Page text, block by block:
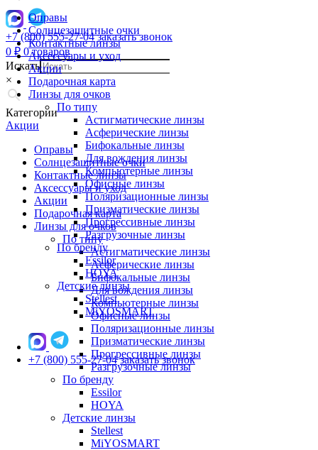
+7 (800) 555-27-04 заказать звонок
0 ₽ 0 товаров
Искать
×
Категории
Акции
Оправы
Солнцезащитные очки
Контактные линзы
Аксессуары и уход
Акции
Подарочная карта
Линзы для очков
По типу
Астигматические линзы
Асферические линзы
Бифокальные линзы
Для вождения линзы
Компьютерные линзы
Офисные линзы
Поляризационные линзы
Призматические линзы
Прогрессивные линзы
Разгрузочные линзы
По бренду
Essilor
HOYA
Детские линзы
Stellest
MiYOSMART
Оправы
Солнцезащитные очки
Контактные линзы
Аксессуары и уход
Акции
Подарочная карта
Линзы для очков
По типу
Астигматические линзы
Асферические линзы
Бифокальные линзы
Для вождения линзы
Компьютерные линзы
Офисные линзы
Поляризационные линзы
Призматические линзы
Прогрессивные линзы
Разгрузочные линзы
По бренду
Essilor
HOYA
Детские линзы
Stellest
MiYOSMART
+7 (800) 555-27-04 заказать звонок